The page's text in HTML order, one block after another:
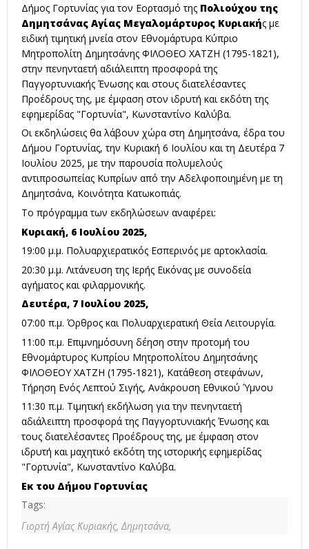
Δήμος Γορτυνίας για τον Εορτασμό της Πολιούχου της
Δημητσάνας Αγίας Μεγαλομάρτυρος Κυριακής με
ειδική τιμητική μνεία στον Εθνομάρτυρα Κύπριο
Μητροπολίτη Δημητσάνης ΦΙΛΟΘΕΟ ΧΑΤΖΗ (1795-1821),
στην πενηνταετή αδιάλειπτη προσφορά της
Παγγορτυνιακής Ένωσης και στους διατελέσαντες
Προέδρους της, με έμφαση στον ιδρυτή και εκδότη της
εφημερίδας "Γορτυνία", Κωνσταντίνο Καλύβα.
Οι εκδηλώσεις θα λάβουν χώρα στη Δημητσάνα, έδρα του
Δήμου Γορτυνίας, την Κυριακή 6 Ιουλίου και τη Δευτέρα 7
Ιουλίου 2025, με την παρουσία πολυμελούς
αντιπροσωπείας Κυπρίων από την Αδελφοποιημένη με τη
Δημητσάνα, Κοινότητα Κατωκοπιάς.
Το πρόγραμμα των εκδηλώσεων αναφέρει:
Κυριακή, 6 Ιουλίου 2025,
19:00 μ.μ. Πολυαρχιερατικός Εσπερινός με αρτοκλασία.
20:30 μ.μ. Λιτάνευση της Ιερής Εικόνας με συνοδεία
αγήματος και φιλαρμονικής.
Δευτέρα, 7 Ιουλίου 2025,
07:00 π.μ. Όρθρος και Πολυαρχιερατική Θεία Λειτουργία.
11:00 π.μ. Επιμνημόσυνη δέηση στην προτομή του
Εθνομάρτυρος Κυπρίου Μητροπολίτου Δημητσάνης
ΦΙΛΟΘΕΟΥ ΧΑΤΖΗ (1795-1821), Κατάθεση στεφάνων,
Τήρηση Ενός Λεπτού Σιγής, Ανάκρουση Εθνικού Ύμνου
11:30 π.μ. Τιμητική εκδήλωση για την πενηνταετή
αδιάλειπτη προσφορά της Παγγορτυνιακής Ένωσης και
τους διατελέσαντες Προέδρους της, με έμφαση στον
ιδρυτή και μαχητικό εκδότη της ιστορικής εφημερίδας
"Γορτυνία", Κωνσταντίνο Καλύβα.
Εκ του Δήμου Γορτυνίας
Tags:
Γιορτή Αγίας Κυριακής,Δημητσάνα,